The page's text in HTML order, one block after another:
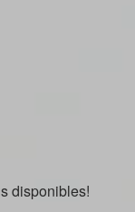
disponibles!